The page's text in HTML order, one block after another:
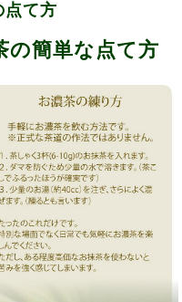
点て方
の簡単な点て方